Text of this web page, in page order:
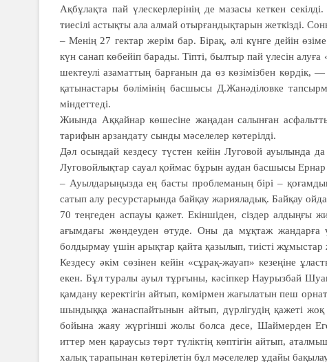
Ақбұлақта пай үлескерлерінің де мазасы кеткен
тиесілі астықты ала алмай отырғандықтарын жеткізді.
– Менің 27 гектар жерім бар. Бірақ, әлі күнге дейін
күн санап көбейіп барады. Тіпті, былтыр пай үлесін алуға
шектеулі азаматтың барғанын да өз көзімізбен
қатынастары бөлімінің басшысы Д.Жанәділовке
міндеттеді.
Жиында Аққайнар көшесіне жаңадан салынған
тарифын арзандату сынды мәселелер көтерілді.
Дәл осындай кездесу түстен кейін Луговой ауылында
Луговойлықтар сауал қоймас бұрын аудан басшысы Ернар
– Ауылдарыңызда ең басты проб­леманың бірі –
сатып алу ресурстарында байқау жарияладық. Байқау
70 теңгеден аспауы қажет. Екіншіден, сіздер алдыңғы
ағымдағы жөндеуден өтуде. Оны да мұқтаж жандарға
болдырмау үшін арықтар қайта қазылып, тиісті жұмыстар
Кездесу әкім сөзінен кейін «сұрақ-жауап» кезеңіне
екен. Бұл туралы ауыл тұрғыны, кәсіпкер Наурызбай
қамдану керектігін айтып, көмірмен жағылатын пеш
шындыққа жанаспайтынын айтып, дүрлігудің қажеті
бойына жаяу жүргінші жолы болса десе, Шаймерден
иттер мен қараусыз төрт түліктің көптігін айтып,
халық тарапынан көтерілетін бұл мәселелер ұдайы